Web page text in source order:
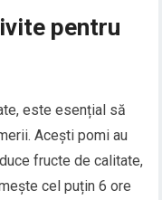
pentru
este esențial să
Acești pomi au
fructe de calitate,
cel puțin 6 ore